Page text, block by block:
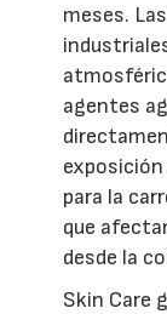
meses.
agentes
para la
que
desde la
Skin Care